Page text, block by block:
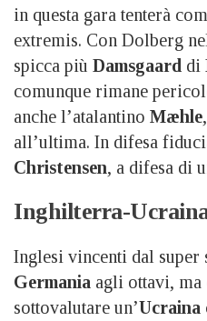
in questa gara tenterà
extremis. Con Dolberg
spicca più Damsgaard di
comunque rimane
anche l’atalantino Mæhle
all’ultima. In difesa
Christensen, a difesa di
Inghilterra-
Inglesi vincenti dal super
Germania agli ottavi, ma
sottovalutare un’Ucraina